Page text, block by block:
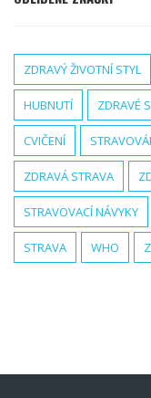
ZDRAVÝ ŽIVOTNÍ STYL
HUBNUTÍ ZDRAVÉ
CVIČENÍ
ZDRAVÁ STRAVA
STRAVOVACÍ NÁVYKY
STRAVA WHO